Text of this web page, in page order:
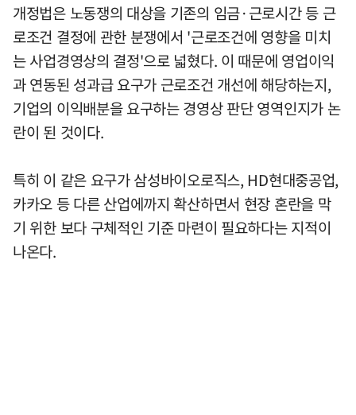
개정법은 노동쟁의 대상을 기존의 임금·근로시간 등 근
로조건 결정에 관한 분쟁에서 '근로조건에 영향을 미치
는 사업경영상의 결정'으로 넓혔다. 이 때문에 영업이익
과 연동된 성과급 요구가 근로조건 개선에 해당하는지,
기업의 이익배분을 요구하는 경영상 판단 영역인지가 논
란이 된 것이다.
특히 이 같은 요구가 삼성바이오로직스, HD현대중공업,
카카오 등 다른 산업에까지 확산하면서 현장 혼란을 막
기 위한 보다 구체적인 기준 마련이 필요하다는 지적이
나온다.